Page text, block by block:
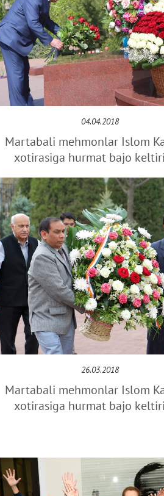
04.04.2018
Martabali mehmonlar Islom
xotirasiga hurmat bajo
26.03.2018
Martabali mehmonlar Islom
xotirasiga hurmat bajo